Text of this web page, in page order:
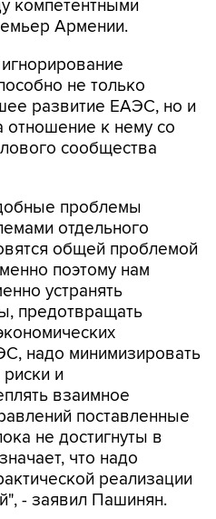
развитие ЕАЭС, но и
отношение к нему со
сообщества
проблемы
общей проблемой
поэтому нам
устранять
предотвращать
надо минимизировать
и
взаимное
поставленные
не достигнуты в
что надо
реализации
- заявил Пашинян.